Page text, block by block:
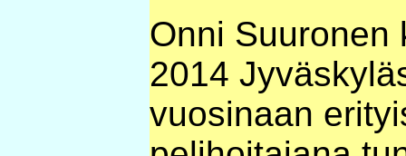
Onni Suuronen
2014
vuosinaan